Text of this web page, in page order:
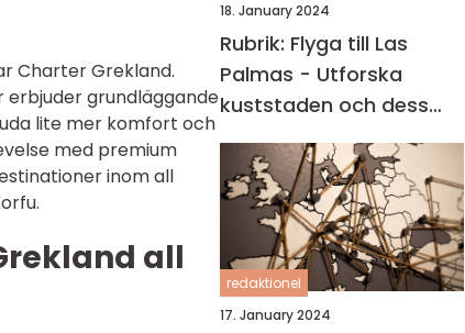
Charter Grekland.
erbjuder grundläggande
lite mer komfort och
med premium
inom all
all
18. January 2024
Rubrik: Flyga till Las
Palmas - Utforska
kuststaden och dess
carteniska tjusning
redaktionel
17. January 2024